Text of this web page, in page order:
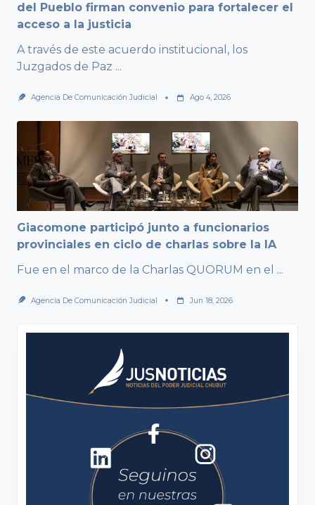
del Pueblo firman convenio para fortalecer el
acceso a la justicia
A través de este acuerdo institucional, los
Juzgados de Paz ...
Agencia De Comunicación Judicial Ago 4, 2026
Giacomone participó junto a funcionarios
provinciales en ciclo de charlas sobre la IA
Fue en el marco de la Charlas QUORUM en el ...
Agencia De Comunicación Judicial Jun 18, 2026